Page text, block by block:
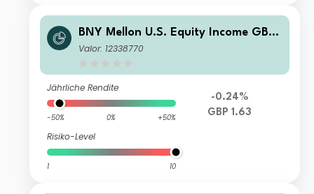
BNY Mellon U.S. Equity Income GBP
Sterling W Acc H
Valor: 12338770
Jährliche Rendite
-50% 0% +50%
Risiko-Level
1 10
-0.24%
GBP 1.63